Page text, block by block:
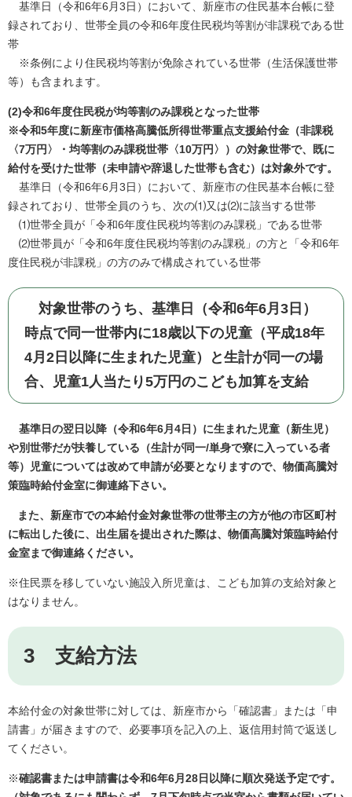
基準日（令和6年6月3日）において、新座市の住民基本台帳に登
録されており、世帯全員の令和6年度住民税均等割が非課税である世
帯
※条例により住民税均等割が免除されている世帯（生活保護世帯
等）も含まれます。
(2)令和6年度住民税が均等割のみ課税となった世帯
※令和5年度に新座市価格高騰低所得世帯重点支援給付金（非課税
〈7万円〉・均等割のみ課税世帯〈10万円〉）の対象世帯で、既に
給付を受けた世帯（未申請や辞退した世帯も含む）は対象外です。
基準日（令和6年6月3日）において、新座市の住民基本台帳に登
録されており、世帯全員のうち、次の⑴又は⑵に該当する世帯
⑴世帯全員が「令和6年度住民税均等割のみ課税」である世帯
⑵世帯員が「令和6年度住民税均等割のみ課税」の方と「令和6年
度住民税が非課税」の方のみで構成されている世帯
対象世帯のうち、基準日（令和6年6月3日）
時点で同一世帯内に18歳以下の児童（平成18年
4月2日以降に生まれた児童）と生計が同一の場
合、児童1人当たり5万円のこども加算を支給
基準日の翌日以降（令和6年6月4日）に生まれた児童（新生児）
や別世帯だが扶養している（生計が同一/単身で寮に入っている者
等）児童については改めて申請が必要となりますので、物価高騰対
策臨時給付金室に御連絡下さい。
また、新座市での本給付金対象世帯の世帯主の方が他の市区町村
に転出した後に、出生届を提出された際は、物価高騰対策臨時給付
金室まで御連絡ください。
※住民票を移していない施設入所児童は、こども加算の支給対象と
はなりません。
3 支給方法
本給付金の対象世帯に対しては、新座市から「確認書」または「申
請書」が届きますので、必要事項を記入の上、返信用封筒で返送し
てください。
※確認書または申請書は令和6年6月28日以降に順次発送予定です。